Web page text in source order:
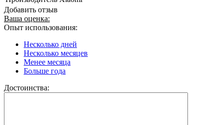
Добавить отзыв
Ваша оценка:
Опыт использования:
Несколько дней
Несколько месяцев
Менее месяца
Больше года
Достоинства: